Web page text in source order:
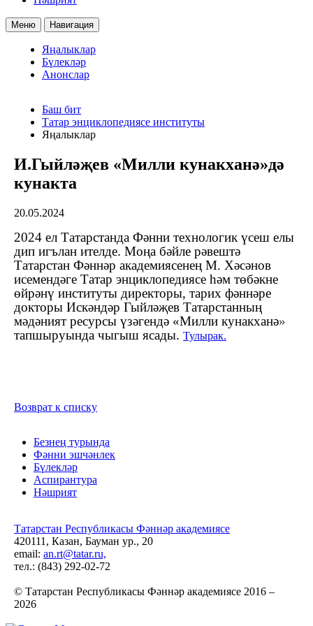
Меню Навигация
Яңалыклар
Бүлекләр
Анонслар
Баш бит
Татар энциклопедиясе институты
Яңалыклар
И.Гыйләҗев «Милли кунакханә»дә
кунакта
20.05.2024
2024 ел Татарстанда Фәнни технологик үсеш елы
дип игълан ителде. Моңа бәйле рәвештә
Татарстан Фәннәр академиясенең М. Хәсәнов
исемендәге Татар энциклопедиясе һәм төбәкне
өйрәнү институты директоры, тарих фәннәре
докторы Искәндәр Гыйләҗев Татарстанның
мәдәният ресурсы үзәгендә «Милли кунакханә»
тапшыруында чыгыш ясады. Тулырак.
Возврат к списку
Безнең турында
Фәнни эшчәнлек
Бүлекләр
Аспирантура
Нәшрият
Татарстан Республикасы Фәннәр академиясе
420111, Казан, Бауман ур., 20
email: an.rt@tatar.ru,
тел.: (843) 292-02-72
© Татарстан Республикасы Фәннәр академиясе 2016 –
2026